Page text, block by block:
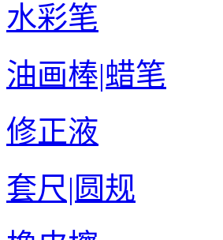
水彩笔
油画棒|蜡笔
修正液
套尺|圆规